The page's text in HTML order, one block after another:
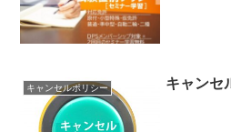
キャンセルポリシー キャンセ